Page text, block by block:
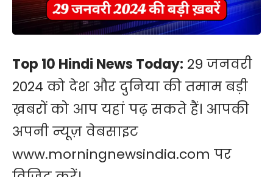
Top 10 Hindi News Today: 29 जनवरी
2024 को देश और दुनिया की तमाम बड़ी
ख़बरों को आप यहां पढ़ सकते हैं। आपकी
अपनी न्यूज़ वेबसाइट
www.morningnewsindia.com पर